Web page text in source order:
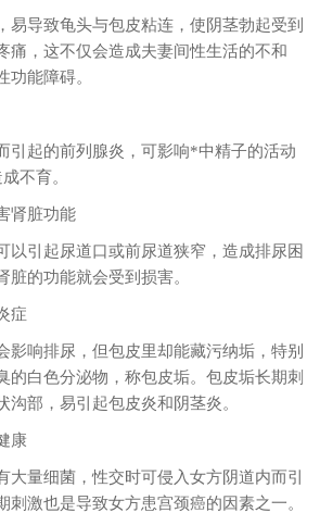
易导致龟头与包皮粘连，使阴茎勃起受到
痛，这不仅会造成夫妻间性生活的不和
功能障碍。
引起的前列腺炎，可影响*中精子的活动
不育。
肾脏功能
以引起尿道口或前尿道狭窄，造成排尿困
脏的功能就会受到损害。
症
影响排尿，但包皮里却能藏污纳垢，特别
的白色分泌物，称包皮垢。包皮垢长期刺
沟部，易引起包皮炎和阴茎炎。
康
大量细菌，性交时可侵入女方阴道内而引
刺激也是导致女方患宫颈癌的因素之一。